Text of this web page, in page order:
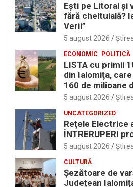
Eşti pe Litoral şi
fără cheltuială?
Verii”
5 august 2026
ECONOMIC POLITICĂ
LISTA cu primii
din Ialomiţa,
160 de milioane
5 august 2026
UNCATEGORIZED
Reţele Electrice
ÎNTRERUPERI
5 august 2026
CULTURĂ
Șezătoare de
Județean